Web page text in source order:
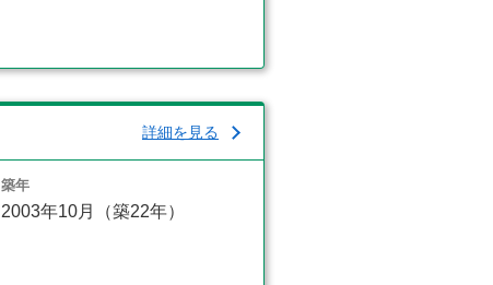
詳細を見る
築年
2003年10月（築22年）